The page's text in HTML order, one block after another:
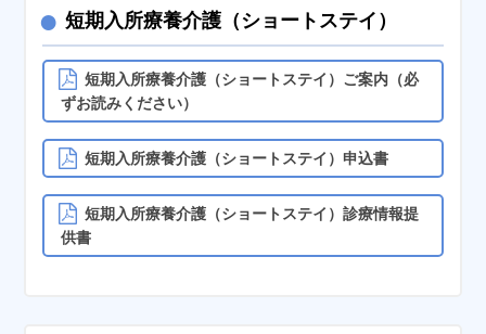
● 短期入所療養介護（ショートステイ）
短期入所療養介護（ショートステイ）ご案内（必
ずお読みください）
短期入所療養介護（ショートステイ）申込書
短期入所療養介護（ショートステイ）診療情報提
供書